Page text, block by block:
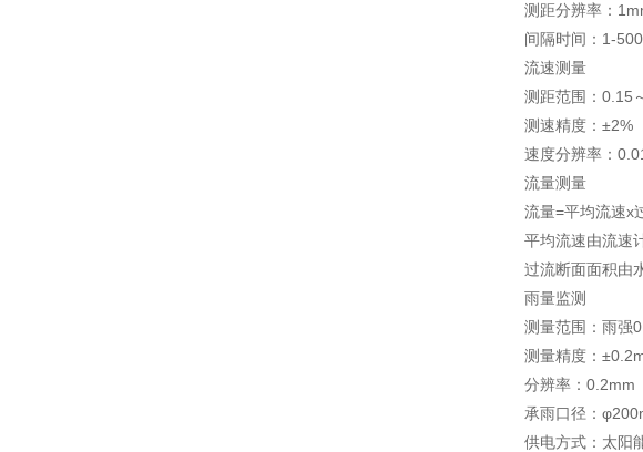
测距分辨率：
间隔时间：1-
流速测量
测距范围：0.15
测速精度：±2%
速度分辨率：
流量测量
流量=平均流速x
平均流速由流速计
过流断面面积由水
雨量监测
测量范围：雨强0
测量精度：
分辨率：0.2mm
承雨口径：
供电方式：太阳能